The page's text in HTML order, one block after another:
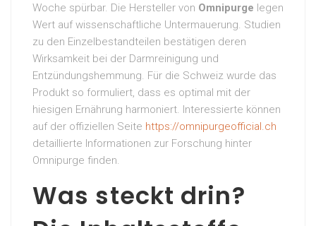
Woche spürbar. Die Hersteller von Omnipurge legen
Wert auf wissenschaftliche Untermauerung. Studien
zu den Einzelbestandteilen bestätigen deren
Wirksamkeit bei der Darmreinigung und
Entzündungshemmung. Für die Schweiz wurde das
Produkt so formuliert, dass es optimal mit der
hiesigen Ernährung harmoniert. Interessierte können
auf der offiziellen Seite https://omnipurgeofficial.ch
detaillierte Informationen zur Forschung hinter
Omnipurge finden.
Was steckt drin?